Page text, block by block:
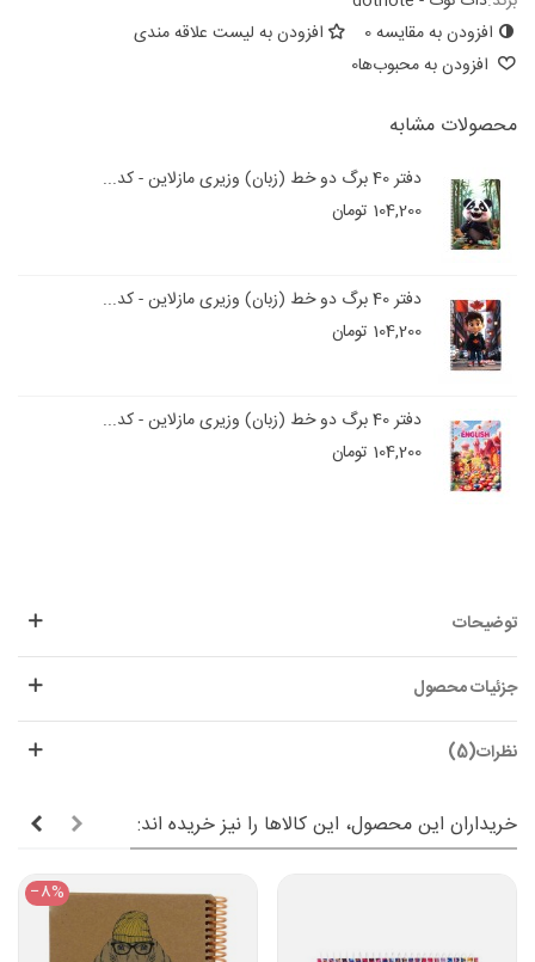
افزودن به مقایسه0
افزودن به لیست علاقه مندی
افزودن به محبوب‌ها0
محصولات مشابه
دفتر 40 برگ دو خط (زبان) وزیری مازلاین - کد...
104,200 تومان
دفتر 40 برگ دو خط (زبان) وزیری مازلاین - کد...
104,200 تومان
دفتر 40 برگ دو خط (زبان) وزیری مازلاین - کد...
104,200 تومان
توضیحات
جزئیات محصول
نظرات(5)
خریداران این محصول، این کالاها را نیز خریده اند:
‎−8%